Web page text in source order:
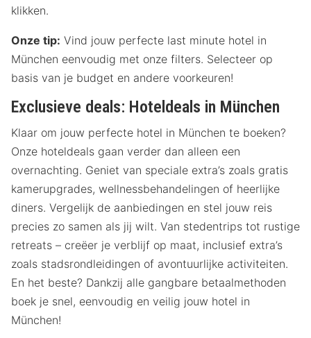
klikken.
Onze tip: Vind jouw perfecte last minute hotel in
München eenvoudig met onze filters. Selecteer op
basis van je budget en andere voorkeuren!
Exclusieve deals: Hoteldeals in München
Klaar om jouw perfecte hotel in München te boeken?
Onze hoteldeals gaan verder dan alleen een
overnachting. Geniet van speciale extra’s zoals gratis
kamerupgrades, wellnessbehandelingen of heerlijke
diners. Vergelijk de aanbiedingen en stel jouw reis
precies zo samen als jij wilt. Van stedentrips tot rustige
retreats – creëer je verblijf op maat, inclusief extra’s
zoals stadsrondleidingen of avontuurlijke activiteiten.
En het beste? Dankzij alle gangbare betaalmethoden
boek je snel, eenvoudig en veilig jouw hotel in
München!